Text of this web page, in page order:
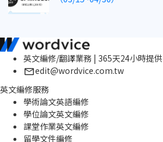
英文編修/翻譯業務 | 365天24小時提供
edit@wordvice.com.tw
英文編修服務
學術論文英語編修
學位論文英文編修
課堂作業英文編修
留學文件編修